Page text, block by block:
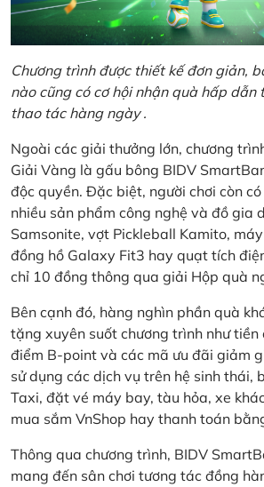
Chương trình được thiết kế đơn giản,
nào cũng có cơ hội nhận quà hấp dẫn
thao tác hàng ngày .
Ngoài các giải thưởng lớn, chương
Giải Vàng là gấu bông BIDV
độc quyền. Đặc biệt, người chơi còn có
nhiều sản phẩm công nghệ và đồ gia
Samsonite, vợt Pickleball Kamito,
đồng hồ Galaxy Fit3 hay quạt tích
chỉ 10 đồng thông qua giải Hộp quà
Bên cạnh đó, hàng nghìn phần quà
tặng xuyên suốt chương trình như tiền
điểm B-point và các mã ưu đãi giảm
sử dụng các dịch vụ trên hệ sinh thái,
Taxi, đặt vé máy bay, tàu hỏa, xe
mua sắm VnShop hay thanh toán
Thông qua chương trình, BIDV
mang đến sân chơi tương tác đồng